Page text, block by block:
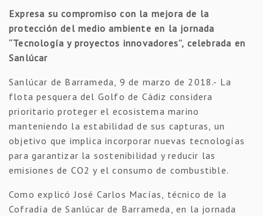
Expresa su compromiso con la mejora de la
protección del medio ambiente en la jornada
“Tecnología y proyectos innovadores”, celebrada en
Sanlúcar
Sanlúcar de Barrameda, 9 de marzo de 2018.- La
flota pesquera del Golfo de Cádiz considera
prioritario proteger el ecosistema marino
manteniendo la estabilidad de sus capturas, un
objetivo que implica incorporar nuevas tecnologías
para garantizar la sostenibilidad y reducir las
emisiones de CO2 y el consumo de combustible.
Como explicó José Carlos Macías, técnico de la
Cofradía de Sanlúcar de Barrameda, en la jornada